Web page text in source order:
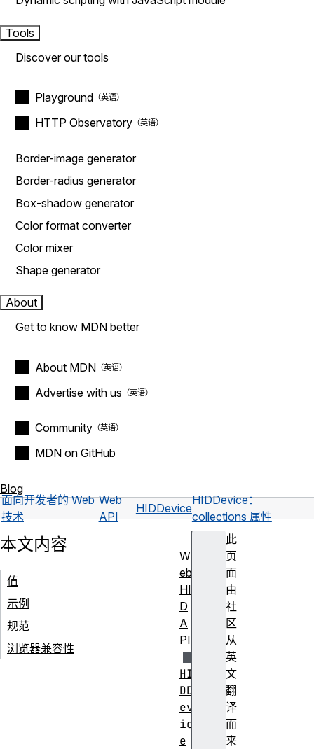
Tools
Discover our tools
Playground
HTTP Observatory
Border-image generator
Border-radius generator
Box-shadow generator
Color format converter
Color mixer
Shape generator
About
Get to know MDN better
About MDN
Advertise with us
Community
MDN on GitHub
Blog
面向开发者的 Web
技术
Web
API
HIDDevice
HIDDevice：
collections 属性
此
页
面
由
社
区
从
英
文
翻
译
而
来
本文内容
值
示例
规范
浏览器兼容性
W
eb
HI
D
A
PI
HI
DD
ev
ic
e